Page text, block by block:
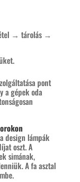
→ tárolás →
pont
a gépek oda
design lámpák
oszt. A
simának,
A fa asztal